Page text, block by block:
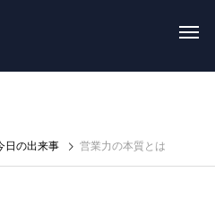
日の出来事 営業力の本質とは